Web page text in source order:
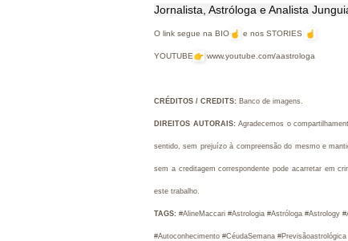
Jornalista, Astróloga e Analista
O link segue na BIO e nos STORIES
YOUTUBE www.youtube.com/aastrologa
CRÉDITOS / CREDITS: Banco de imagens.
DIREITOS AUTORAIS: Agradecemos o
sentido, sem prejuízo à compreensão do mesmo e
sem a creditagem correspondente pode acarretar em
este trabalho.
TAGS: #AlineMaccari #Astrologia #Astróloga #Astrology
#Autoconhecimento #CéudaSemana #Previsãoastrológica |